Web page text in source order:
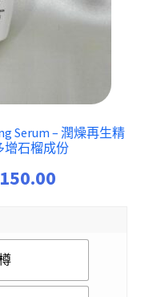
Serum – 潤燥再生精
增石榴成份
150.00
$ 35.00